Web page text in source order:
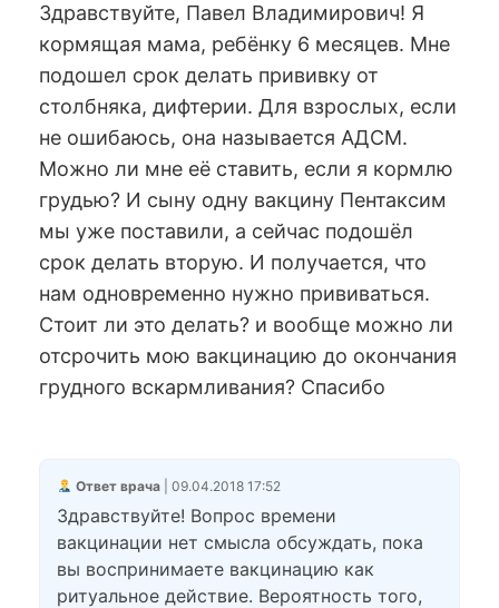
Здравствуйте, Павел Владимирович! Я
кормящая мама, ребёнку 6 месяцев. Мне
подошел срок делать прививку от
столбняка, дифтерии. Для взрослых, если
не ошибаюсь, она называется АДСМ.
Можно ли мне её ставить, если я кормлю
грудью? И сыну одну вакцину Пентаксим
мы уже поставили, а сейчас подошёл
срок делать вторую. И получается, что
нам одновременно нужно прививаться.
Стоит ли это делать? и вообще можно ли
отсрочить мою вакцинацию до окончания
грудного вскармливания? Спасибо
Ответ врача| 09.04.2018 17:52
Здравствуйте! Вопрос времени
вакцинации нет смысла обсуждать, пока
вы воспринимаете вакцинацию как
ритуальное действие. Вероятность того,